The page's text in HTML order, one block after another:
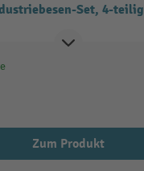
Set, 4-teilig
Zum Produkt